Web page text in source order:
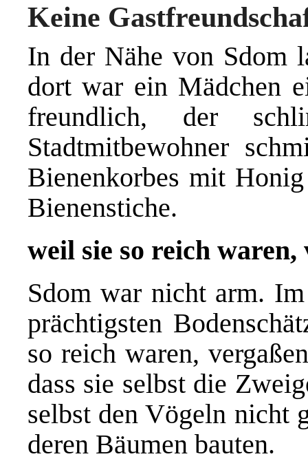
Keine
In der Nähe von Sdom
dort war ein Mädchen
freundlich, der
Stadtmitbewohner
Bienenkorbes mit
Bienenstiche.
weil sie so reich waren,
Sdom war nicht arm.
prächtigsten
so reich waren,
dass sie selbst die
selbst den Vögeln nicht
deren Bäumen bauten.